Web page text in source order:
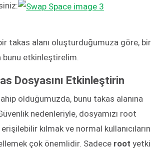
takas alanı oluşturduğumuza göre, bir
bunu etkinleştirelim.
Dosyasını Etkinleştirin
olduğumuzda, bunu takas alanına
nedenleriyle, dosyamızı root
erişilebilir kılmak ve normal kullanıcıların
çok önemlidir. Sadece root